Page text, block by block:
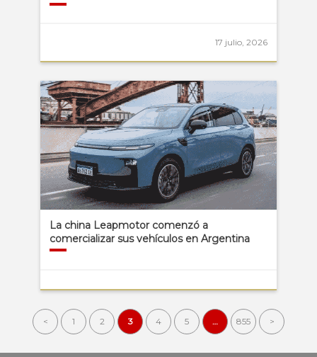
17 julio, 2026
La china Leapmotor comenzó a
comercializar sus vehículos en Argentina
< 1 2 3 4 5 … 855 >